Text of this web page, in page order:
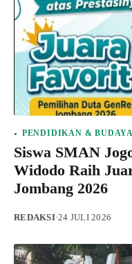
PENDIDIKAN & BUDAYA
Siswa SMAN
Widodo Raih
Jombang 2026
REDAKSI·24 JULI 2026